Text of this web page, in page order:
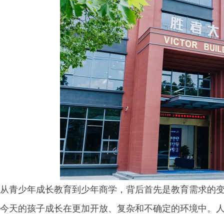
从青少年成长教育到少年商学，背后首先是教育需求的
今天的孩子成长在更加开放、复杂和不确定的环境中。